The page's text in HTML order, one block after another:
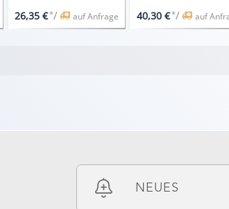
26,35 €*/ auf Anfrage 40,30 €*/ auf
NEUES